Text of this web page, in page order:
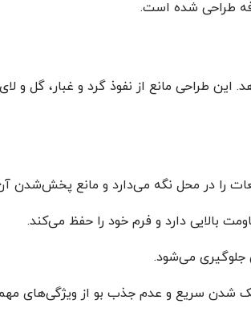
طراحی شده است.
طراحی مانع از نفوذ گرد و غبار، گل و
را در محل نگه می‌دارد و مانع
بالایی دارد و فرم خود را حفظ می‌کند.
جلوگیری می‌شود.
شدن سریع و عدم جذب بو از ویژگی‌های